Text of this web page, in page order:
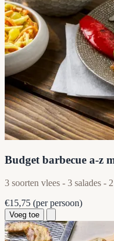
Budget barbecue a-z
3 soorten vlees - 3 salades -
€15,75 (per persoon)
Voeg toe